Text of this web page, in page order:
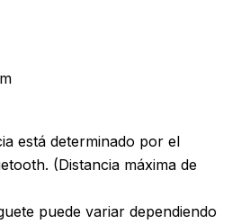
está determinado por el
(Distancia máxima de
puede variar dependiendo